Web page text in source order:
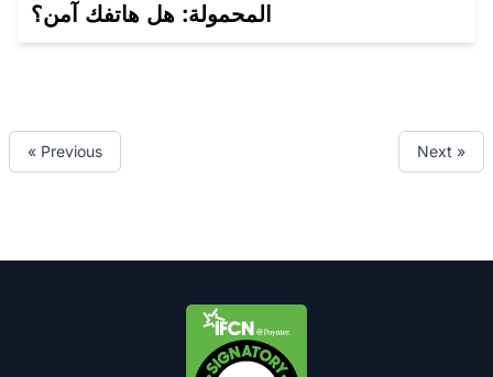
المحمولة: هل هاتفك آمن؟
« Previous Next »